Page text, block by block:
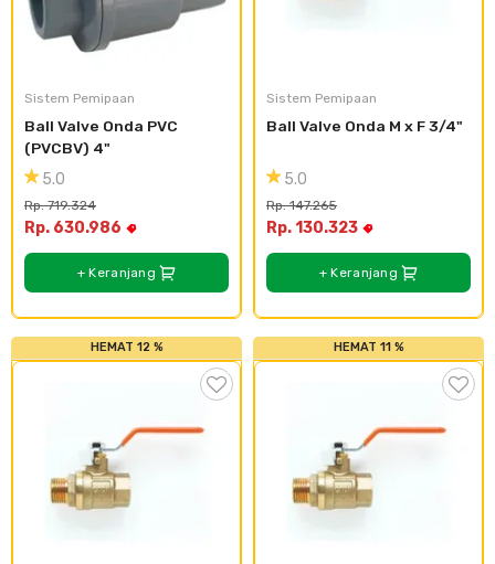
Sistem Pemipaan
Ball Valve Onda PVC
(PVCBV) 4"
5.0
Rp. 719.324
Rp. 630.986
+ Keranjang
Sistem Pemipaan
Ball Valve Onda M x F 3/4"
5.0
Rp. 147.265
Rp. 130.323
+ Keranjang
HEMAT 12 % HEMAT 11 %